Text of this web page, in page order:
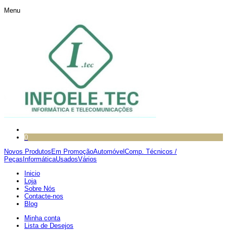
Menu
0
Novos Produtos Em PromoçãoAutomóvel Comp. Técnicos /
Peças InformáticaUsadosVários
Inicio
Loja
Sobre Nós
Contacte-nos
Blog
Minha conta
Lista de Desejos